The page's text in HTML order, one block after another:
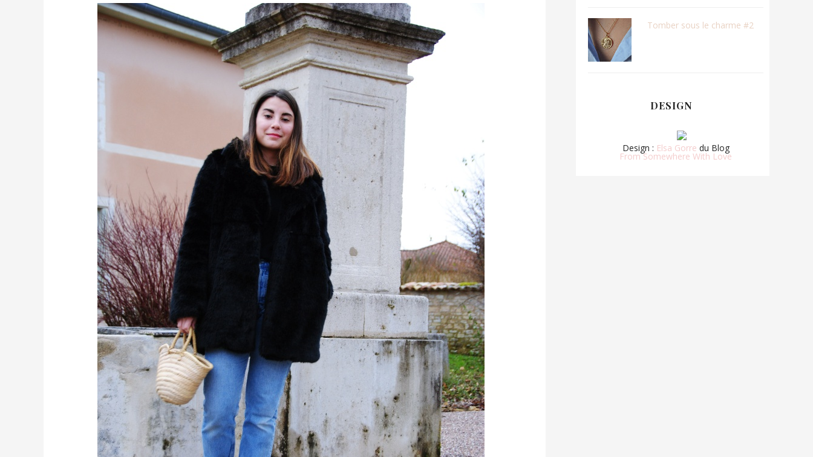
Tomber sous le charme #2
DESIGN
Design : Elsa Gorre du Blog
From Somewhere With Love